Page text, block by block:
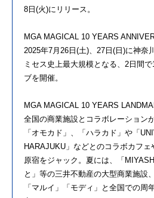
8日(火)にリリース。
MGA MAGICAL 10 YEARS
2025年7月26日(土)、27日(日)に神奈
ミセス史上最大規模となる、2日間
ブを開催。
MGA MAGICAL 10 YEARS
全国の商業施設とコラボレーション
「オモカド」、「ハラカド」や「
HARAJUKU」などとのコラボカフ
原宿をジャック。夏には、「
と」等の三井不動産の大型商業施設
「マルイ」「モディ」と全国での周